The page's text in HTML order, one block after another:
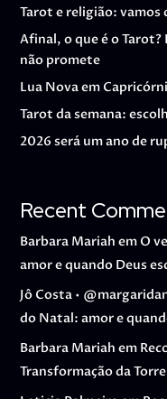
Tarot e religião: vamos
Afinal, o que é o Tarot?
não promete
Lua Nova em
Tarot da semana:
2026 será um ano de
Recent
Barbara Mariah em O
amor e quando Deus
Jô Costa •
do Natal: amor e
Barbara Mariah em
Transformação da Torre